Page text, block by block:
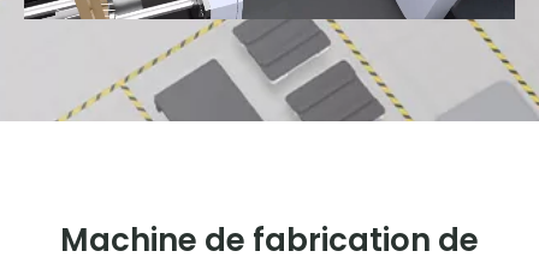
Machine de fabrication de